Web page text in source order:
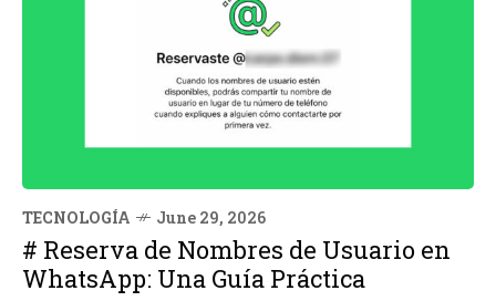
TECNOLOGÍA June 29, 2026
# Reserva de Nombres de Usuario en
WhatsApp: Una Guía Práctica